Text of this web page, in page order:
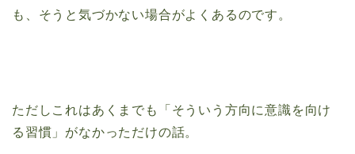
も、そうと気づかない場合がよくあるのです。
ただしこれはあくまでも「そういう方向に意識を向け
る習慣」がなかっただけの話。